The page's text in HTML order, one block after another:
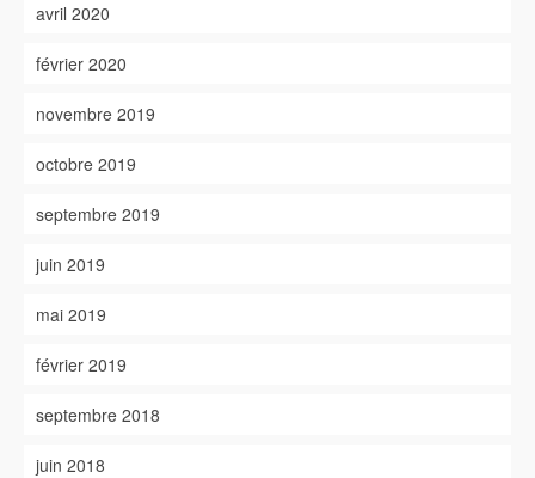
avril 2020
février 2020
novembre 2019
octobre 2019
septembre 2019
juin 2019
mai 2019
février 2019
septembre 2018
juin 2018